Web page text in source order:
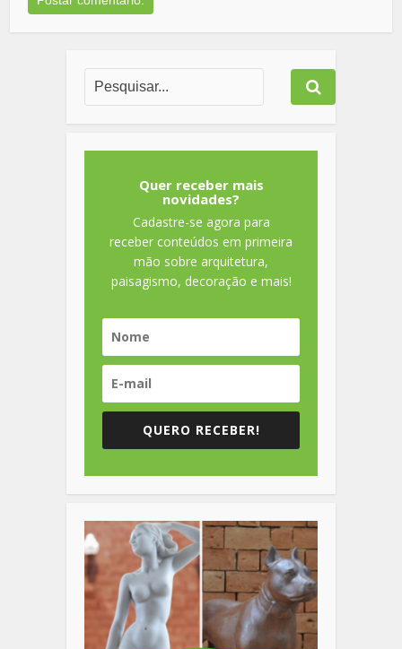
Quer receber mais
novidades?
Cadastre-se agora para
receber conteúdos em primeira
mão sobre arquitetura,
paisagismo, decoração e mais!
QUERO RECEBER!